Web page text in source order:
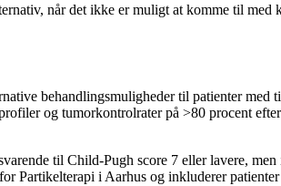
når det ikke er muligt at komme til
behandlingsmuligheder til patienter
og tumorkontrolrater på >80 procent
til Child-Pugh score 7 eller lavere,
Partikelterapi i Aarhus og inkluderer